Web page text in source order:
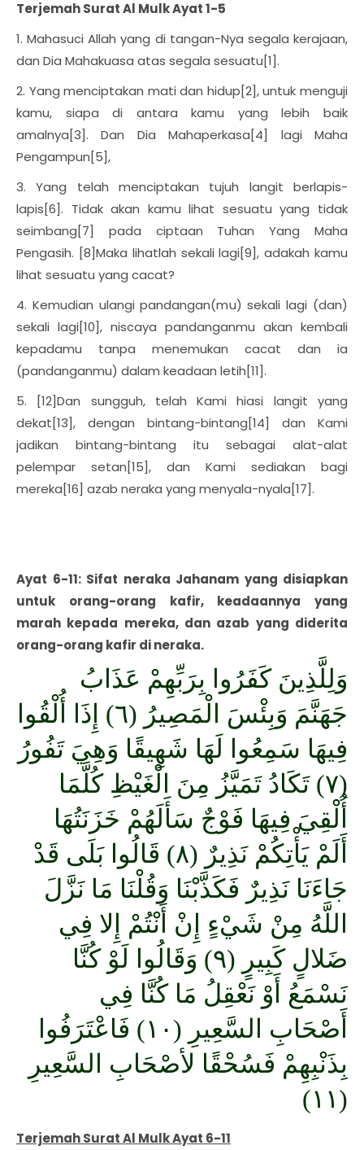
Terjemah Surat Al Mulk Ayat 1-5
1. Mahasuci Allah yang di tangan-Nya segala kerajaan,
dan Dia Mahakuasa atas segala sesuatu[1].
2. Yang menciptakan mati dan hidup[2], untuk menguji
kamu, siapa di antara kamu yang lebih baik
amalnya[3]. Dan Dia Mahaperkasa[4] lagi Maha
Pengampun[5],
3. Yang telah menciptakan tujuh langit berlapis-
lapis[6]. Tidak akan kamu lihat sesuatu yang tidak
seimbang[7] pada ciptaan Tuhan Yang Maha
Pengasih. [8]Maka lihatlah sekali lagi[9], adakah kamu
lihat sesuatu yang cacat?
4. Kemudian ulangi pandangan(mu) sekali lagi (dan)
sekali lagi[10], niscaya pandanganmu akan kembali
kepadamu tanpa menemukan cacat dan ia
(pandanganmu) dalam keadaan letih[11].
5. [12]Dan sungguh, telah Kami hiasi langit yang
dekat[13], dengan bintang-bintang[14] dan Kami
jadikan bintang-bintang itu sebagai alat-alat
pelempar setan[15], dan Kami sediakan bagi
mereka[16] azab neraka yang menyala-nyala[17].
Ayat 6-11: Sifat neraka Jahanam yang disiapkan
untuk orang-orang kafir, keadaannya yang
marah kepada mereka, dan azab yang diderita
orang-orang kafir di neraka.
وَلِلَّذِينَ كَفَرُوا بِرَبِّهِمْ عَذَابُ
جَهَنَّمَ وَبِئْسَ الْمَصِيرُ (٦) إِذَا أُلْقُوا
فِيهَا سَمِعُوا لَهَا شَهِيقًا وَهِيَ تَفُورُ
(٧) تَكَادُ تَمَيَّزُ مِنَ الْغَيْظِ كُلَّمَا
أُلْقِيَ فِيهَا فَوْجٌ سَأَلَهُمْ خَزَنَتُهَا
أَلَمْ يَأْتِكُمْ نَذِيرٌ (٨) قَالُوا بَلَى قَدْ
جَاءَنَا نَذِيرٌ فَكَذَّبْنَا وَقُلْنَا مَا نَزَّلَ
اللَّهُ مِنْ شَيْءٍ إِنْ أَنْتُمْ إِلا فِي
ضَلالٍ كَبِيرٍ (٩) وَقَالُوا لَوْ كُنَّا
نَسْمَعُ أَوْ نَعْقِلُ مَا كُنَّا فِي
أَصْحَابِ السَّعِيرِ (١٠) فَاعْتَرَفُوا
بِذَنْبِهِمْ فَسُحْقًا لأصْحَابِ السَّعِيرِ
(١١)
Terjemah Surat Al Mulk Ayat 6-11